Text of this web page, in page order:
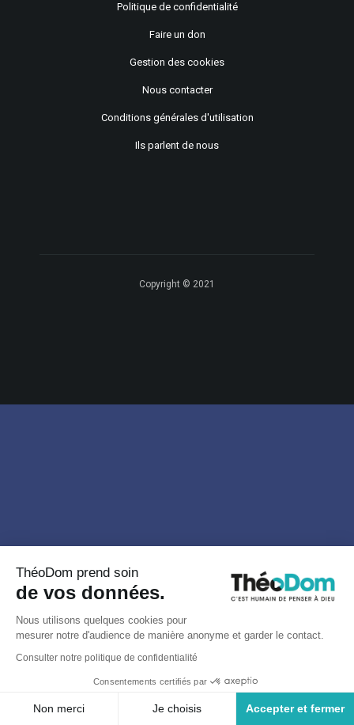
Politique de confidentialité
Faire un don
Gestion des cookies
Nous contacter
Conditions générales d'utilisation
Ils parlent de nous
Copyright © 2021
ThéoDom prend soin
de vos données.
Nous utilisons quelques cookies pour
mesurer notre d'audience de manière anonyme et garder le contact.
Consulter notre politique de confidentialité
Consentements certifiés par
Non merci Je choisis Accepter et fermer